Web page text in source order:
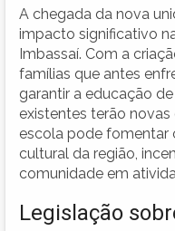
A chegada da nova
impacto significativo
Imbassaí. Com a
famílias que antes
garantir a educação
existentes terão
escola pode fomentar
cultural da região,
comunidade em
Legislação